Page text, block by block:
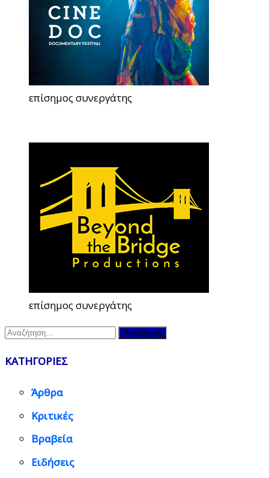
επίσημος συνεργάτης
επίσημος συνεργάτης
Αναζήτηση
ΚΑΤΗΓΟΡΙΕΣ
Άρθρα
Κριτικές
Βραβεία
Ειδήσεις